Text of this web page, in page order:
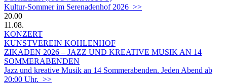
Kultur-Sommer im Serenadenhof 2026 >>
20.00
11.08.
KONZERT
KUNSTVEREIN KOHLENHOF
ZIKADEN 2026 – JAZZ UND KREATIVE MUSIK AN 14
SOMMERABENDEN
Jazz und kreative Musik an 14 Sommerabenden. Jeden Abend ab
20:00 Uhr. >>